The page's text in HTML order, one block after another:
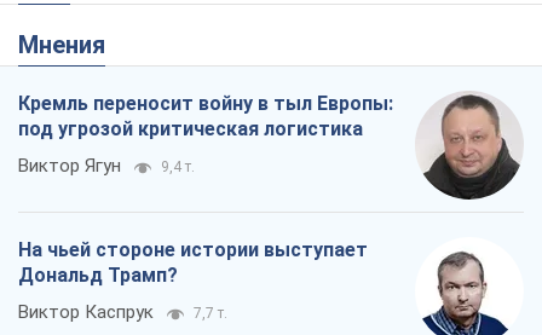
Мнения
Кремль переносит войну в тыл Европы:
под угрозой критическая логистика
Виктор Ягун 9,4 т.
На чьей стороне истории выступает
Дональд Трамп?
Виктор Каспрук 7,7 т.